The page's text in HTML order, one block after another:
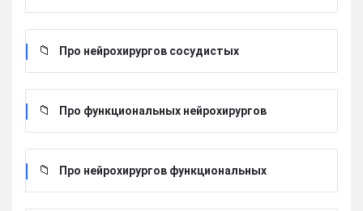
Про нейрохирургов сосудистых
Про функциональных нейрохирургов
Про нейрохирургов функциональных